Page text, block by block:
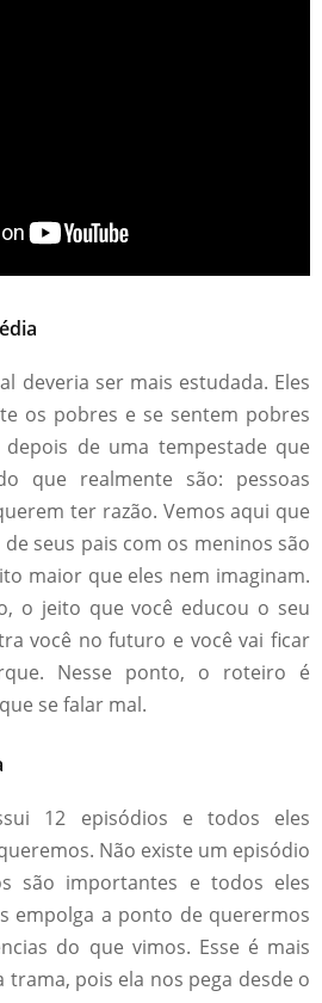
deveria ser mais estudada. Eles
os pobres e se sentem pobres
de uma tempestade que
que realmente são: pessoas
ter razão. Vemos aqui que
seus pais com os meninos são
maior que eles nem imaginam.
o jeito que você educou o seu
você no futuro e você vai ficar
Nesse ponto, o roteiro é
se falar mal.
12 episódios e todos eles
Não existe um episódio
são importantes e todos eles
empolga a ponto de querermos
do que vimos. Esse é mais
pois ela nos pega desde o